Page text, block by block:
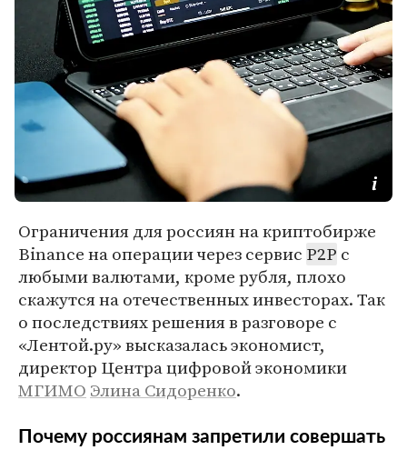
Ограничения для россиян на криптобирже
Binance на операции через сервис P2P с
любыми валютами, кроме рубля, плохо
скажутся на отечественных инвесторах. Так
о последствиях решения в разговоре с
«Лентой.ру» высказалась экономист,
директор Центра цифровой экономики
МГИМО Элина Сидоренко.
Почему россиянам запретили совершать